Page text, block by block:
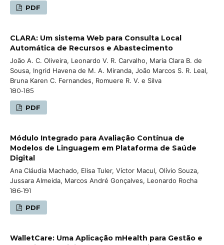
PDF
CLARA: Um sistema Web para Consulta Local
Automática de Recursos e Abastecimento
João A. C. Oliveira, Leonardo V. R. Carvalho, Maria Clara B. de
Sousa, Ingrid Havena de M. A. Miranda, João Marcos S. R. Leal,
Bruna Karen C. Fernandes, Romuere R. V. e Silva
180-185
PDF
Módulo Integrado para Avaliação Contínua de
Modelos de Linguagem em Plataforma de Saúde
Digital
Ana Cláudia Machado, Elisa Tuler, Víctor Macul, Olívio Souza,
Jussara Almeida, Marcos André Gonçalves, Leonardo Rocha
186-191
PDF
WalletCare: Uma Aplicação mHealth para Gestão e